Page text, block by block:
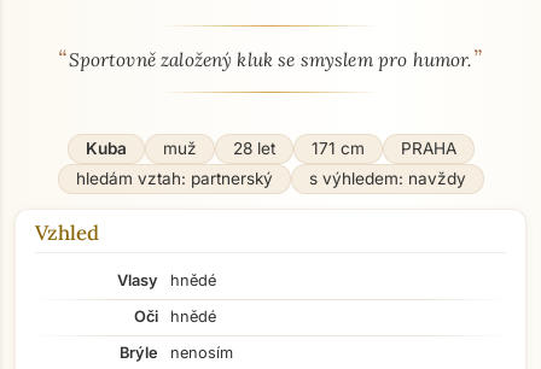
O mně - seznamka profil
“Sportovně založený kluk se smyslem pro humor.”
Kuba muž 28 let 171 cm
PRAHA
hledám vztah: partnerský
s výhledem: navždy
Vzhled
Vlasy
hnědé
Oči
hnědé
Brýle
nenosím